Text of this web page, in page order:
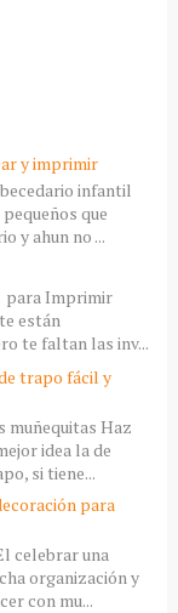
y imprimir
infantil
que
y ahun no ...
para Imprimir
están
te faltan las inv...
trapo fácil y
muñequitas Haz
idea la de
si tiene...
para
celebrar una
organización y
con mu...